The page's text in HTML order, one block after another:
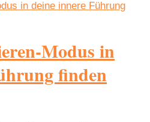
Modus in
finden